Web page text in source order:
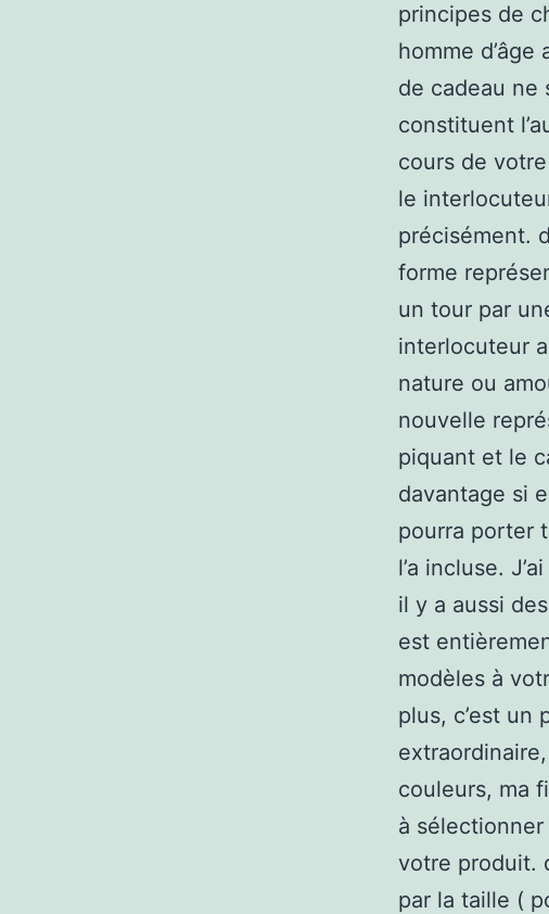
principes de
homme
de cadeau ne
constituent
cours de
le
précisément.
forme
un tour par
interlocuteur
nature ou
nouvelle
piquant et le
davantage si
pourra porter
l’a incluse.
il y a aussi
est
modèles à
plus, c’est un
couleurs, ma
à
votre produit.
par la taille (